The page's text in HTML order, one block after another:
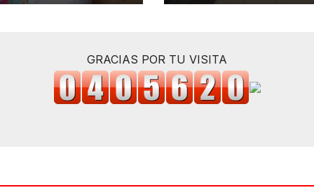
de veda
infraestructura
GRACIAS POR TU VISITA